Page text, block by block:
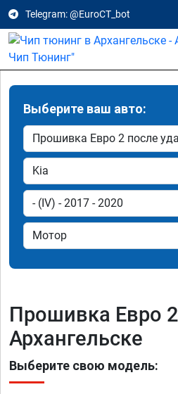
Telegram: @EuroCT_bot
Выберите ваш авто:
Прошивка Евро
Архангельске
Выберите свою модель: